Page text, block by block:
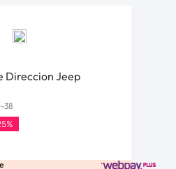
Direccion Jeep
38